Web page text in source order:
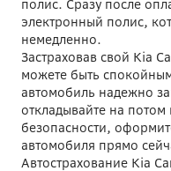
полис. Сразу после
электронный полис,
немедленно.
Застраховав свой Kia
можете быть
автомобиль надежно
откладывайте на
безопасности,
автомобиля прямо
Автострахование Kia